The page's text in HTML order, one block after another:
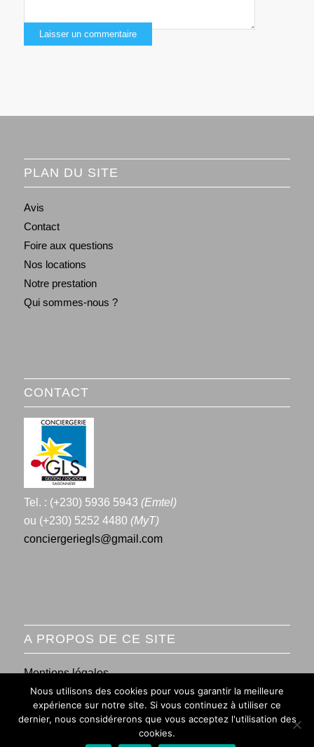
PLAN DU SITE
Avis
Contact
Foire aux questions
Nos locations
Notre prestation
Qui sommes-nous ?
CONTACT
Tel. : (+230) 5936 5943 (Emtel)
ou (+230) 5252 4480 (MyT)
conciergeriegls@gmail.com
A PROPOS DE CE SITE
Mentions légales
Conditions générales de vente
Nous utilisons des cookies pour vous garantir la meilleure
expérience sur notre site. Si vous continuez à utiliser ce
dernier, nous considérerons que vous acceptez l'utilisation des
cookies.